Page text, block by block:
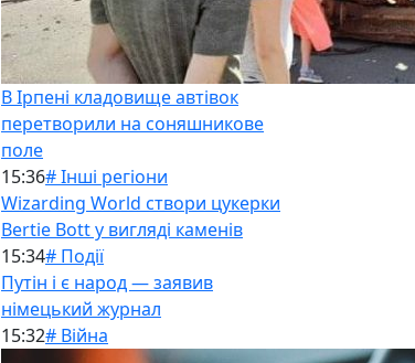
В Ірпені кладовище автівок
перетворили на соняшникове
поле
15:36# Інші регіони
Wizarding World створи цукерки
Bertie Bott у вигляді каменів
15:34# Події
Путін і є народ — заявив
німецький журнал
15:32# Війна